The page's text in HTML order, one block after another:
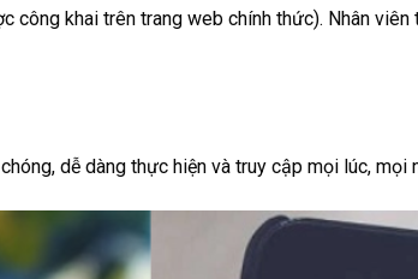
công khai trên trang web chính thức). Nhân viên
dễ dàng thực hiện và truy cập mọi lúc, mọi